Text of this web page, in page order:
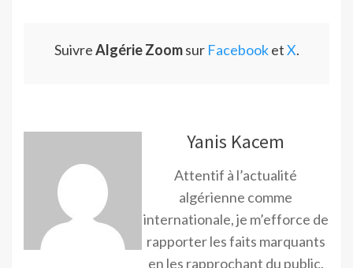
SuivreAlgérie Zoomsur FacebooketX.
Yanis Kacem
Attentif à l’actualité
algérienne comme
internationale, je m’efforce de
rapporter les faits marquants
en les rapprochant du public.